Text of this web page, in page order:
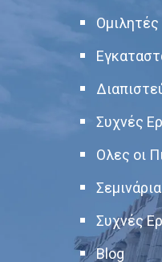
Ομιλητές
Συχνές
Ολες οι
Σεμινάρια
Συχνές
Blog